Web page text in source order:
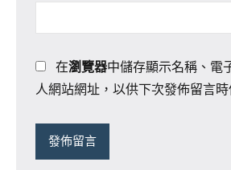
在瀏覽器中儲存顯示名稱、電
人網站網址，以供下次發佈留言時